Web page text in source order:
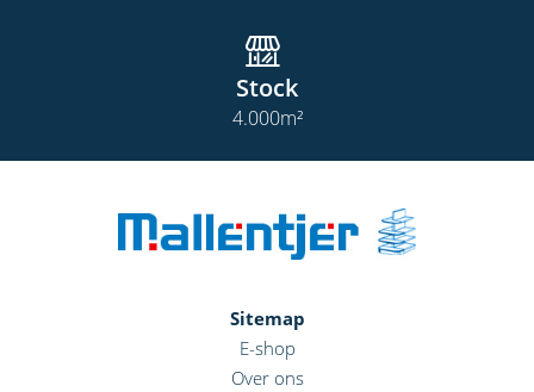
Stock
4.000m²
Sitemap
E-shop
Over ons